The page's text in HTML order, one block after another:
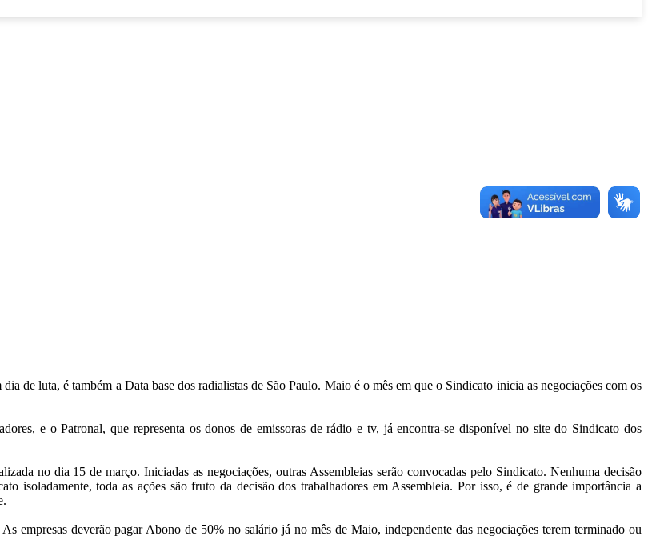
de luta, é também a Data base dos radialistas de São Paulo. Maio é o mês em que o Sindicato inicia as negociações com os
e o Patronal, que representa os donos de emissoras de rádio e tv, já encontra-se disponível no site do Sindicato dos
no dia 15 de março. Iniciadas as negociações, outras Assembleias serão convocadas pelo Sindicato. Nenhuma decisão
isoladamente, toda as ações são fruto da decisão dos trabalhadores em Assembleia. Por isso, é de grande importância a
empresas deverão pagar Abono de 50% no salário já no mês de Maio, independente das negociações terem terminado ou